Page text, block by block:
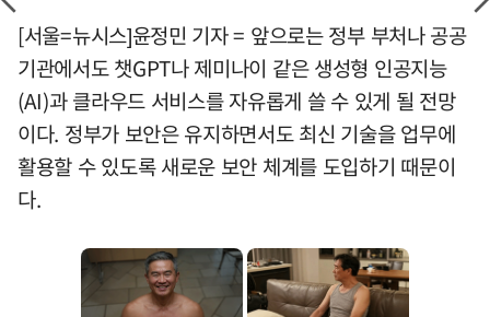
[서울=뉴시스]윤정민 기자 = 앞으로는 정부 부처나 공공
기관에서도 챗GPT나 제미나이 같은 생성형 인공지능
(AI)과 클라우드 서비스를 자유롭게 쓸 수 있게 될 전망
이다. 정부가 보안은 유지하면서도 최신 기술을 업무에
활용할 수 있도록 새로운 보안 체계를 도입하기 때문이
다.